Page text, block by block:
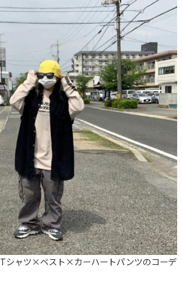
シャツ×ベスト×カーハートパンツのコーデ